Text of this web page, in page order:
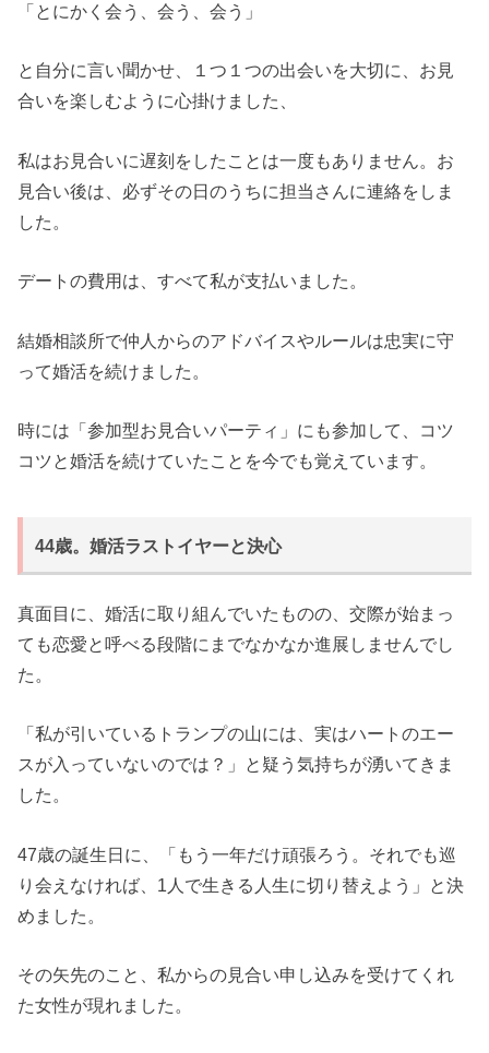
「とにかく会う、会う、会う」
と自分に言い聞かせ、１つ１つの出会いを大切に、お見
合いを楽しむように心掛けました、
私はお見合いに遅刻をしたことは一度もありません。お
見合い後は、必ずその日のうちに担当さんに連絡をしま
した。
デートの費用は、すべて私が支払いました。
結婚相談所で仲人からのアドバイスやルールは忠実に守
って婚活を続けました。
時には「参加型お見合いパーティ」にも参加して、コツ
コツと婚活を続けていたことを今でも覚えています。
44歳。婚活ラストイヤーと決心
真面目に、婚活に取り組んでいたものの、交際が始まっ
ても恋愛と呼べる段階にまでなかなか進展しませんでし
た。
「私が引いているトランプの山には、実はハートのエー
スが入っていないのでは？」と疑う気持ちが湧いてきま
した。
47歳の誕生日に、「もう一年だけ頑張ろう。それでも巡
り会えなければ、1人で生きる人生に切り替えよう」と決
めました。
その矢先のこと、私からの見合い申し込みを受けてくれ
た女性が現れました。